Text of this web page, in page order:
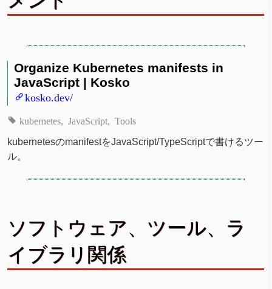
Organize Kubernetes manifests in
JavaScript | Kosko
kosko.dev/
kubernetes JavaScript Tools
kubernetesのmanifestをJavaScript/TypeScriptで書けるツー
ル。
ソフトウェア、ツール、ラ
イブラリ関係